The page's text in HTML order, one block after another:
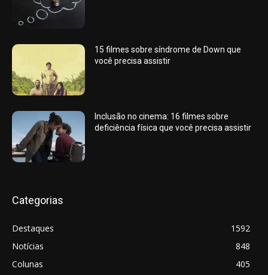
15 filmes sobre síndrome de Down que
você precisa assistir
Inclusão no cinema: 16 filmes sobre
deficiência física que você precisa assistir
Categorias
Destaques
1592
Notícias
848
Colunas
405